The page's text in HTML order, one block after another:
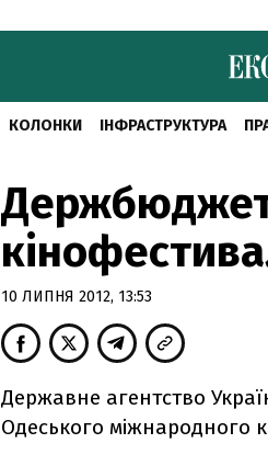
КОЛОНКИ ІНФРАСТРУКТУРА
Держбюджет
10 ЛИПНЯ 2012, 13:53
Державне агентство
Одеського міжнародного